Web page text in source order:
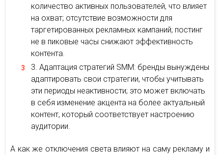
количество активных пользователей, что влияет
на охват; отсутствие возможности для
таргетированных рекламных кампаний; постинг
не в пиковые часы снижают эффективность
контента.
Адаптация стратегий SMM: бренды вынуждены
адаптировать свои стратегии, чтобы учитывать
эти периоды неактивности; это может включать
в себя изменение акцента на более актуальный
контент, который соответствует настроению
аудитории.
А как же отключения света влияют на саму рекламу и